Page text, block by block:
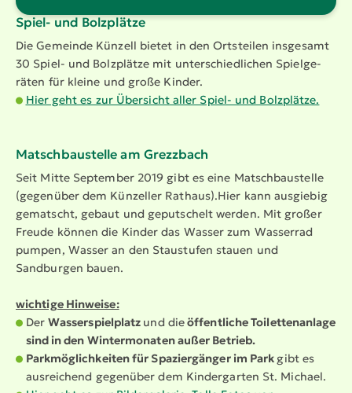
Spiel- und Bolzplätze
Die Gemeinde Künzell bietet in den Ortsteilen insgesamt
30 Spiel- und Bolzplätze mit unter­schied­lichen Spiel­ge­
räten für kleine und große Kinder.
Hier geht es zur Übersicht aller Spiel- und Bolzplätze.
Matsch­bau­stelle am Grezzbach
Seit Mitte September 2019 gibt es eine Matsch­bau­stelle
(gegenüber dem Künzeller Rathaus).Hier kann ausgiebig
gematscht, gebaut und geputschelt werden. Mit großer
Freude können die Kinder das Wasser zum Wasserrad
pumpen, Wasser an den Staustufen stauen und
Sandburgen bauen.
wichtige Hinweise:
Der Wasserspielplatz und dieöffentliche Toilettenanlage
sind in den Wintermonaten außer Betrieb.
Parkmöglichkeiten für Spaziergänger im Park gibt es
ausreichend gegenüber dem Kindergarten St. Michael.